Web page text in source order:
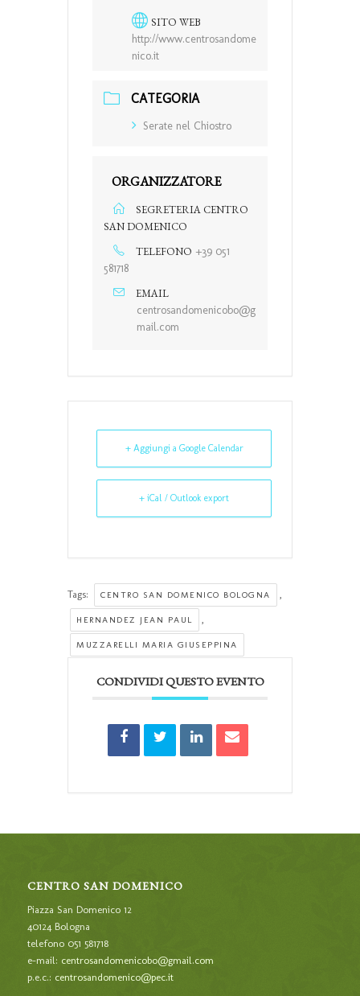
SITO WEB
http://www.centrosandome
nico.it
CATEGORIA
Serate nel Chiostro
ORGANIZZATORE
SEGRETERIA CENTRO
SAN DOMENICO
TELEFONO +39 051
581718
EMAIL
centrosandomenicobo@g
mail.com
+ Aggiungi a Google Calendar
+ iCal / Outlook export
Tags: CENTRO SAN DOMENICO BOLOGNA ,
HERNANDEZ JEAN PAUL ,
MUZZARELLI MARIA GIUSEPPINA
CONDIVIDI QUESTO EVENTO
CENTRO SAN DOMENICO
Piazza San Domenico 12
40124 Bologna
telefono 051 581718
e-mail: centrosandomenicobo@gmail.com
p.e.c.: centrosandomenico@pec.it